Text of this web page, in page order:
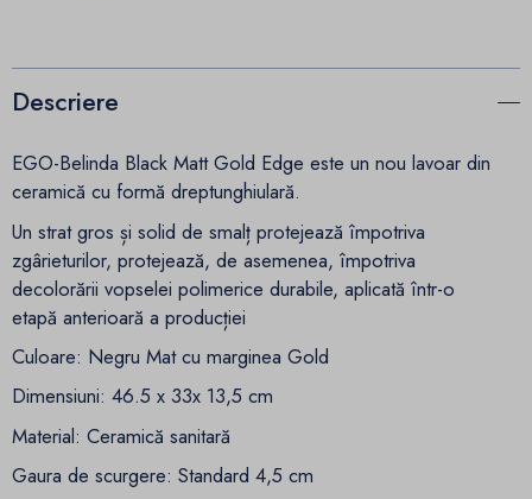
Descriere
EGO-Belinda Black Matt Gold Edge este un nou lavoar din
ceramică cu formă dreptunghiulară.
Un strat gros și solid de smalț protejează împotriva
zgârieturilor, protejează, de asemenea, împotriva
decolorării vopselei polimerice durabile, aplicată într-o
etapă anterioară a producției
Culoare: Negru Mat cu marginea Gold
Dimensiuni: 46.5 x 33x 13,5 cm
Material: Ceramică sanitară
Gaura de scurgere: Standard 4,5 cm